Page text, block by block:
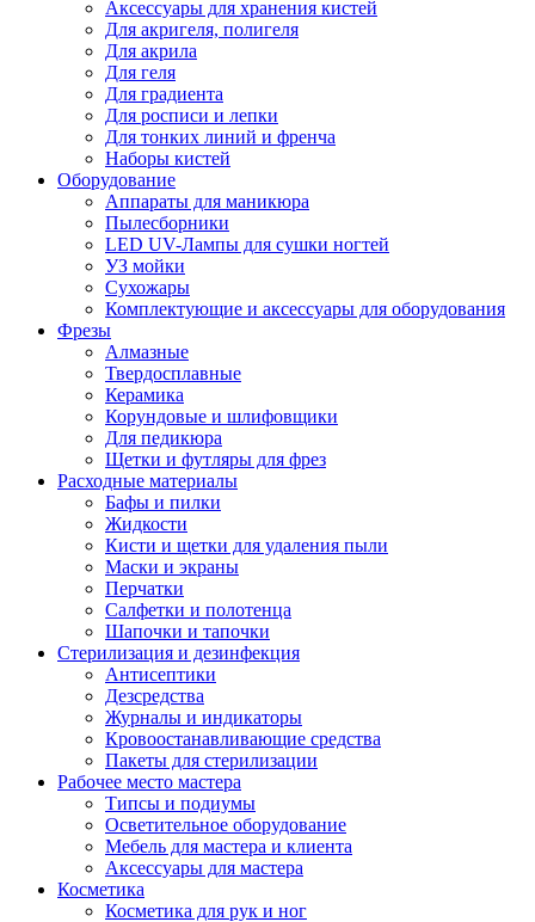
Аксессуары для хранения кистей
Для акригеля, полигеля
Для акрила
Для геля
Для градиента
Для росписи и лепки
Для тонких линий и френча
Наборы кистей
Оборудование
Аппараты для маникюра
Пылесборники
LED UV-Лампы для сушки ногтей
УЗ мойки
Сухожары
Комплектующие и аксессуары для оборудования
Фрезы
Алмазные
Твердосплавные
Керамика
Корундовые и шлифовщики
Для педикюра
Щетки и футляры для фрез
Расходные материалы
Бафы и пилки
Жидкости
Кисти и щетки для удаления пыли
Маски и экраны
Перчатки
Салфетки и полотенца
Шапочки и тапочки
Стерилизация и дезинфекция
Антисептики
Дезсредства
Журналы и индикаторы
Кровоостанавливающие средства
Пакеты для стерилизации
Рабочее место мастера
Типсы и подиумы
Осветительное оборудование
Мебель для мастера и клиента
Аксессуары для мастера
Косметика
Косметика для рук и ног